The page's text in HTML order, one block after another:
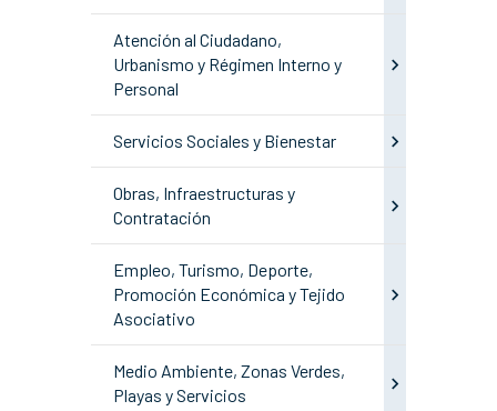
Atención al Ciudadano,
Urbanismo y Régimen Interno y
Personal
Servicios Sociales y Bienestar
Obras, Infraestructuras y
Contratación
Empleo, Turismo, Deporte,
Promoción Económica y Tejido
Asociativo
Medio Ambiente, Zonas Verdes,
Playas y Servicios